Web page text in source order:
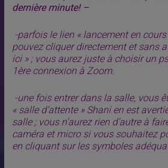
dernière minute! –
-parfois le lien « lancement en
pouvez cliquer directement et sans
ici » ; vous aurez juste à choisir un
1ère connexion à Zoom.
-une fois entrer dans la salle, vous
« salle d’attente » Shani en est
salle ; vous n’aurez rien d’autre à
caméra et micro si vous souhaitez
en cliquant sur les symboles